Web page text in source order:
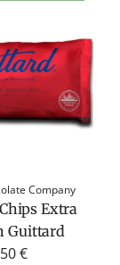
Company
Extra
Guittard
€